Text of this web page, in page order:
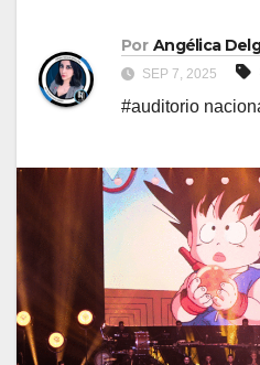
Por Angélica
SEP 7, 2025
#auditorio